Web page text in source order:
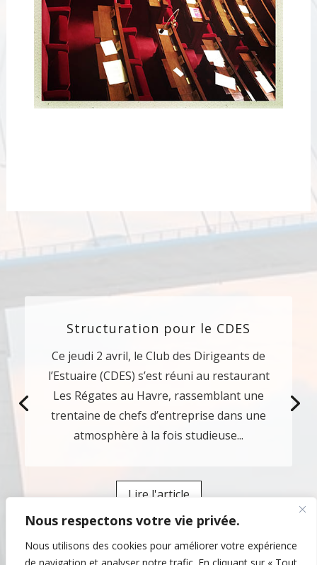
Nous respectons votre vie privée.
Nous utilisons des cookies pour améliorer votre expérience
Structuration pour le CDES
Ce jeudi 2 avril, le Club des Dirigeants de
l’Estuaire (CDES) s’est réuni au restaurant
Les Régates au Havre, rassemblant une
trentaine de chefs d’entreprise dans une
atmosphère à la fois studieuse...
Lire l'article